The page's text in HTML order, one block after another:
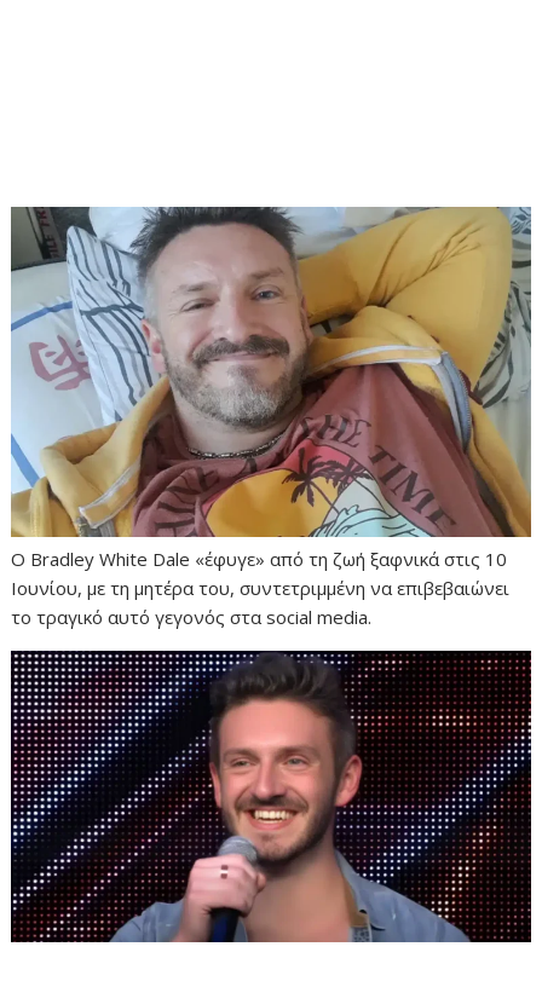
Ο Bradley White Dale «έφυγε» από τη ζωή ξαφνικά στις 10
Ιουνίου, με τη μητέρα του, συντετριμμένη να επιβεβαιώνει
το τραγικό αυτό γεγονός στα social media.